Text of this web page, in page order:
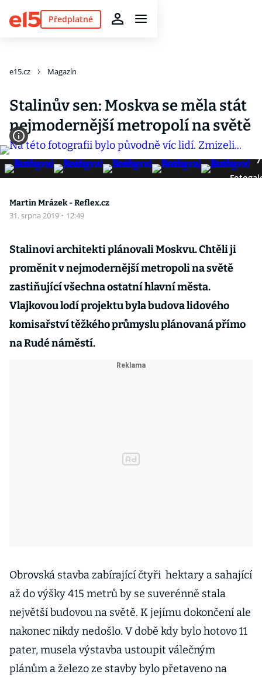
Předplatné
e15.cz Magazín
Stalinův sen: Moskva se měla stát
nejmodernější metropolí na světě
7
Martin Mrázek - Reflex.cz
31. srpna 2019 · 12:49
Stalinovi architekti plánovali Moskvu. Chtěli ji
proměnit v nejmodernější metropoli na světě
zastiňující všechna ostatní hlavní města.
Vlajkovou lodí projektu byla budova lidového
komisařství těžkého průmyslu plánovaná přímo
na Rudé náměstí.
Obrovská stavba zabírající čtyři hektary a sahající
až do výšky 415 metrů by se suverénně stala
největší budovou na světě. K jejímu dokončení ale
nakonec nikdy nedošlo. V době kdy bylo hotovo 11
pater, musela výstavba ustoupit válečným
plánům a železo ze stavby bylo přetaveno na